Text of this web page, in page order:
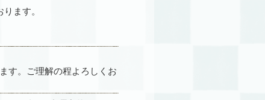
ます。
す。ご理解の程よろしくお